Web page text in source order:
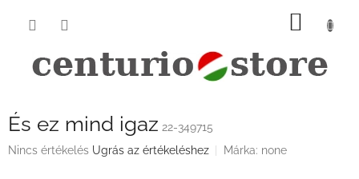
KOSÁR
És ez mind igaz 22-349715
A
Nincs értékelés Ugrás az értékeléshez Márka: none